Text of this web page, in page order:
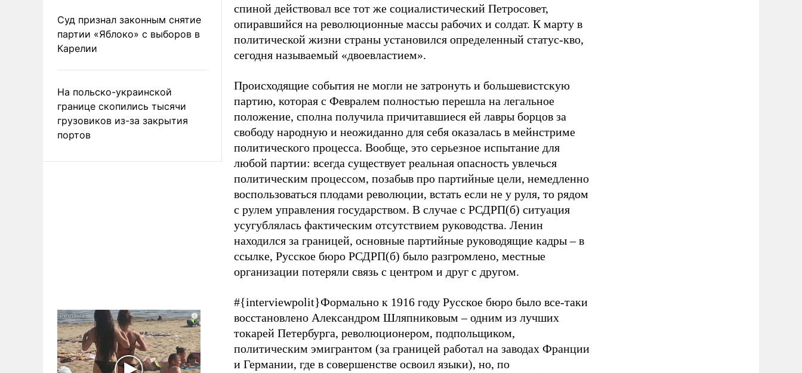
Суд признал законным снятие
партии «Яблоко» с выборов в
Карелии
На польско-украинской
границе скопились тысячи
грузовиков из-за закрытия
портов
спиной действовал все тот же социалистический Петросовет,
опиравшийся на революционные массы рабочих и солдат. К марту в
политической жизни страны установился определенный статус-кво,
сегодня называемый «двоевластием».
Происходящие события не могли не затронуть и большевистскую
партию, которая с Февралем полностью перешла на легальное
положение, сполна получила причитавшиеся ей лавры борцов за
свободу народную и неожиданно для себя оказалась в мейнстриме
политического процесса. Вообще, это серьезное испытание для
любой партии: всегда существует реальная опасность увлечься
политическим процессом, позабыв про партийные цели, немедленно
воспользоваться плодами революции, встать если не у руля, то рядом
с рулем управления государством. В случае с РСДРП(б) ситуация
усугублялась фактическим отсутствием руководства. Ленин
находился за границей, основные партийные руководящие кадры – в
ссылке, Русское бюро РСДРП(б) было разгромлено, местные
организации потеряли связь с центром и друг с другом.
#{interviewpolit}Формально к 1916 году Русское бюро было все-таки
восстановлено Александром Шляпниковым – одним из лучших
токарей Петербурга, революционером, подпольщиком,
политическим эмигрантом (за границей работал на заводах Франции
и Германии, где в совершенстве освоил языки), но, по